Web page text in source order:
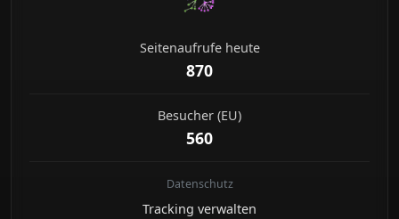
Seitenaufrufe heute
870
Besucher (EU)
560
Datenschutz
Tracking verwalten